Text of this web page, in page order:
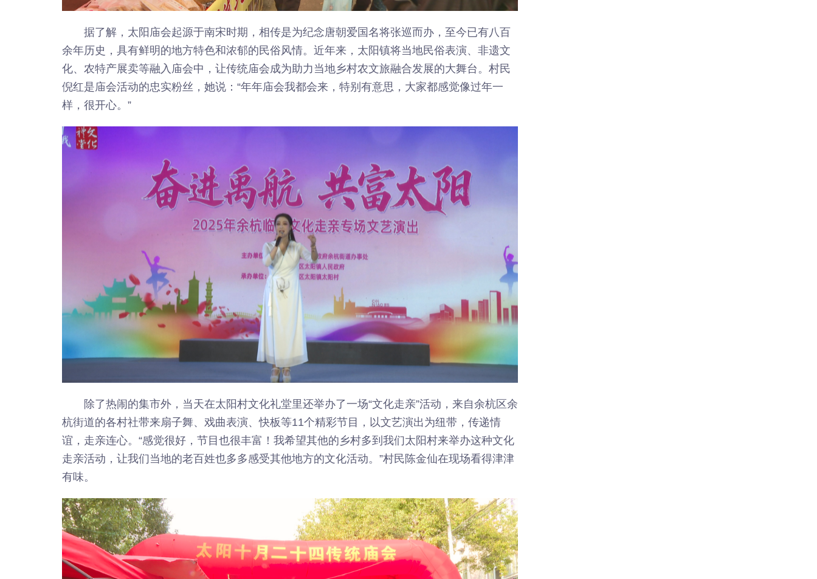
据了解，太阳庙会起源于南宋时期，相传是为纪念唐朝爱国名将张巡而办，至今已有八百
余年历史，具有鲜明的地方特色和浓郁的民俗风情。近年来，太阳镇将当地民俗表演、非遗文
化、农特产展卖等融入庙会中，让传统庙会成为助力当地乡村农文旅融合发展的大舞台。村民
倪红是庙会活动的忠实粉丝，她说：“年年庙会我都会来，特别有意思，大家都感觉像过年一
样，很开心。”
除了热闹的集市外，当天在太阳村文化礼堂里还举办了一场“文化走亲”活动，来自余杭区余
杭街道的各村社带来扇子舞、戏曲表演、快板等11个精彩节目，以文艺演出为纽带，传递情
谊，走亲连心。“感觉很好，节目也很丰富！我希望其他的乡村多到我们太阳村来举办这种文化
走亲活动，让我们当地的老百姓也多多感受其他地方的文化活动。”村民陈金仙在现场看得津津
有味。